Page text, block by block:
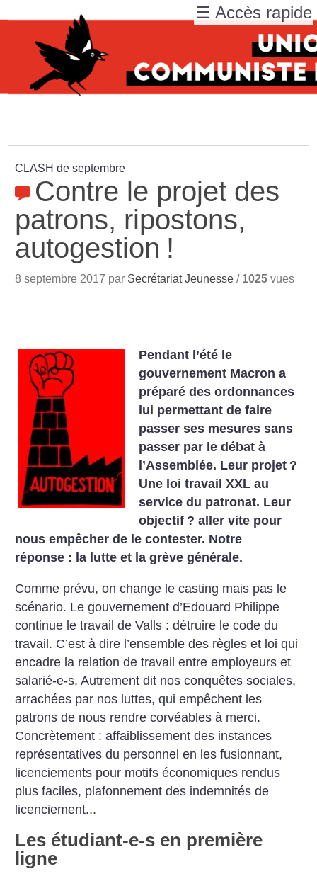
CLASH de septembre
Contre le projet des
patrons, ripostons,
autogestion !
8 septembre 2017 par Secrétariat Jeunesse / 1025 vues
Pendant l’été le
gouvernement Macron a
préparé des ordonnances
lui permettant de faire
passer ses mesures sans
passer par le débat à
l’Assemblée. Leur projet ?
Une loi travail XXL au
service du patronat. Leur
objectif ? aller vite pour
nous empêcher de le contester. Notre
réponse : la lutte et la grève générale.
Comme prévu, on change le casting mais pas le
scénario. Le gouvernement d’Edouard Philippe
continue le travail de Valls : détruire le code du
travail. C’est à dire l’ensemble des règles et loi qui
encadre la relation de travail entre employeurs et
salarié-e-s. Autrement dit nos conquêtes sociales,
arrachées par nos luttes, qui empêchent les
patrons de nous rendre corvéables à merci.
Concrètement : affaiblissement des instances
représentatives du personnel en les fusionnant,
licenciements pour motifs économiques rendus
plus faciles, plafonnement des indemnités de
licenciement...
Les étudiant-e-s en première
ligne
☰ Accès rapide